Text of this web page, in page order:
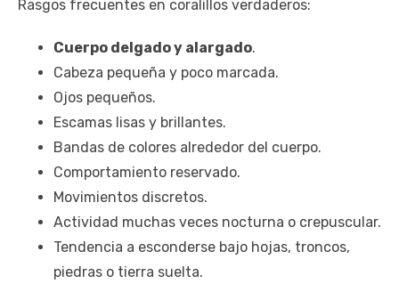
Rasgos frecuentes en coralillos verdaderos:
Cuerpo delgado y alargado.
Cabeza pequeña y poco marcada.
Ojos pequeños.
Escamas lisas y brillantes.
Bandas de colores alrededor del cuerpo.
Comportamiento reservado.
Movimientos discretos.
Actividad muchas veces nocturna o crepuscular.
Tendencia a esconderse bajo hojas, troncos,
piedras o tierra suelta.